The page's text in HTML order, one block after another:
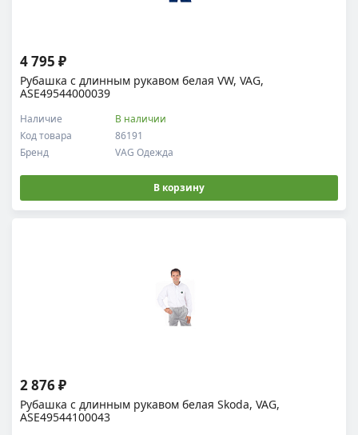
Рубашка с длинным рукавом белая VW, VAG,
ASE49544000039
Код товара 86191
Наличие В наличии
Бренд VAG Одежда
4 795 ₽
В корзину
Рубашка с длинным рукавом белая Skoda, VAG,
ASE49544100043
2 876 ₽